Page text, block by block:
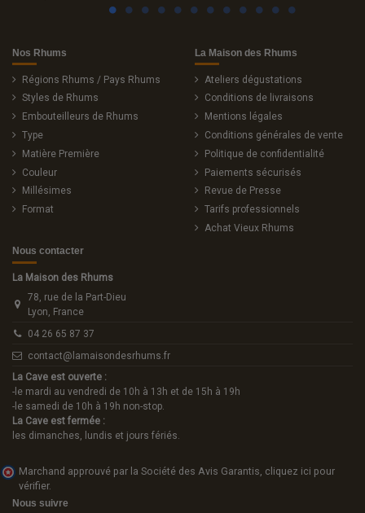
Nos Rhums
Régions Rhums / Pays Rhums
Styles de Rhums
Embouteilleurs de Rhums
Type
Matière Première
Couleur
Millésimes
Format
La Maison des Rhums
Ateliers dégustations
Conditions de livraisons
Mentions légales
Conditions générales de vente
Politique de confidentialité
Paiements sécurisés
Revue de Presse
Tarifs professionnels
Achat Vieux Rhums
Nous contacter
La Maison des Rhums
78, rue de la Part-Dieu
Lyon, France
04 26 65 87 37
contact@lamaisondesrhums.fr
La Cave est ouverte :
-le mardi au vendredi de 10h à 13h et de 15h à 19h
-le samedi de 10h à 19h non-stop.
La Cave est fermée :
les dimanches, lundis et jours fériés.
Marchand approuvé par la Société des Avis Garantis, cliquez ici pour
vérifier.
Nous suivre